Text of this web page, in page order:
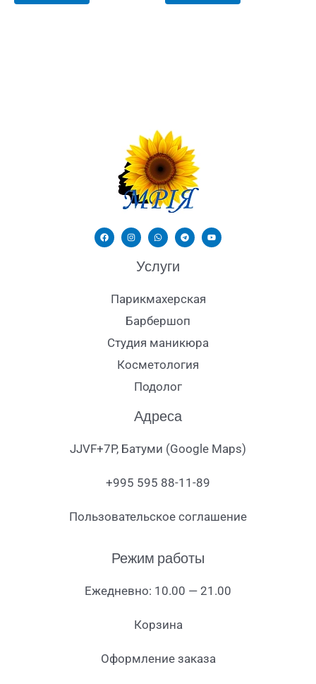
Услуги
Парикмахерская
Барбершоп
Студия маникюра
Косметология
Подолог
Адреса
JJVF+7P, Батуми (Google Maps)
+995 595 88-11-89
Пользовательское соглашение
Режим работы
Ежедневно: 10.00 — 21.00
Корзина
Оформление заказа